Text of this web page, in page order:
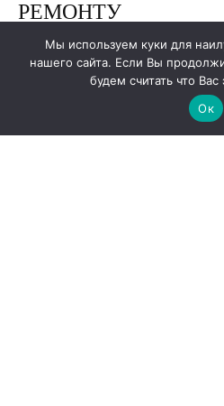
Мы используем куки для
нашего сайта. Если Вы
будем считать что Вас
Ок